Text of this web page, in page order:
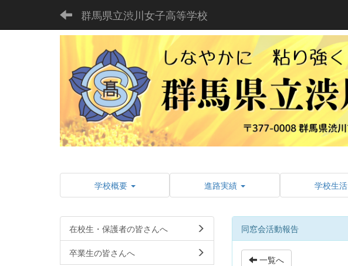
群馬県立渋川女子高等学校
学校概要 進路実績 学校生活
同窓会活動報告
一覧へ
在校生・保護者の皆さんへ
卒業生の皆さんへ